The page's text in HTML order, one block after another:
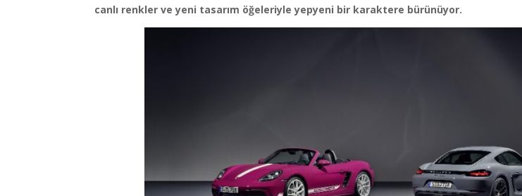
canlı renkler ve yeni tasarım öğeleriyle yepyeni bir karaktere bürünüyor.